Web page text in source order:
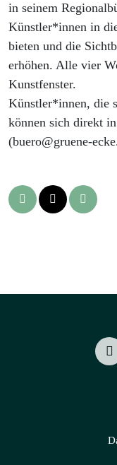
in seinem
Künstler*innen in
bieten und die
erhöhen. Alle vier
Kunstfenster.
Künstler*innen, die
können sich direkt
(buero@gruene-